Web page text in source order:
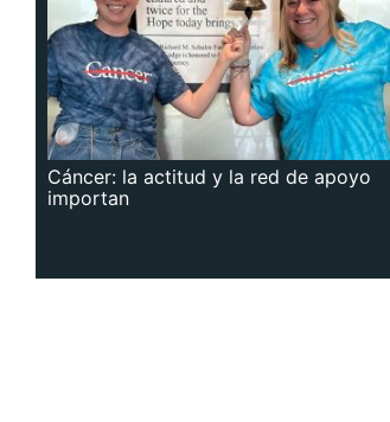
Cáncer: la actitud y la red de apoyo
importan